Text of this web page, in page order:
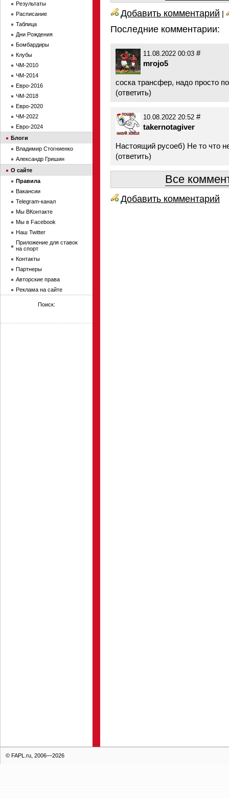
Добавить комментарий |
Последние комментарии:
11.08.2022 00:03 #
mrojo5
соска трансфер, надо просто
(ответить)
10.08.2022 20:52 #
takernotagiver
Настоящий русоеб) Не то что
(ответить)
Все
Добавить комментарий
Результаты
Расписание
Таблица
Дни Рождения
Бомбардиры
Клубы
ЧМ-2010
ЧМ-2014
Евро-2016
ЧМ-2018
Евро-2020
ЧМ-2022
Евро-2024
Блоги
Владимир Стогниенко
Александр Гришин
О сайте
Правила
Вакансии
Telegram-канал
Мы ВКонтакте
Мы в Facebook
Наш Twitter
Приложение для ставок
на спорт
Контакты
Партнеры
Авторские права
Реклама на сайте
Поиск:
© FAPL.ru, 2006—2026